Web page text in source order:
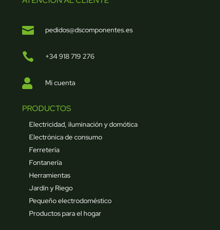
 pedidos@dscomponentes.es
 +34 918 719 276
 Mi cuenta
PRODUCTOS
Electricidad, iluminación y domótica
Electrónica de consumo
Ferretería
Fontanería
Herramientas
Jardín y Riego
Pequeño electrodoméstico
Productos para el hogar